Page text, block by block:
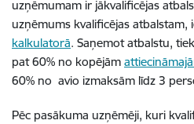
uzņēmumam ir jākvalificējas
uzņēmums kvalificējas atbalstam,
kalkulatorā. Saņemot atbalstu,
pat 60% no kopējām
60% no avio izmaksām līdz 3
Pēc pasākuma uzņēmēji, kuri